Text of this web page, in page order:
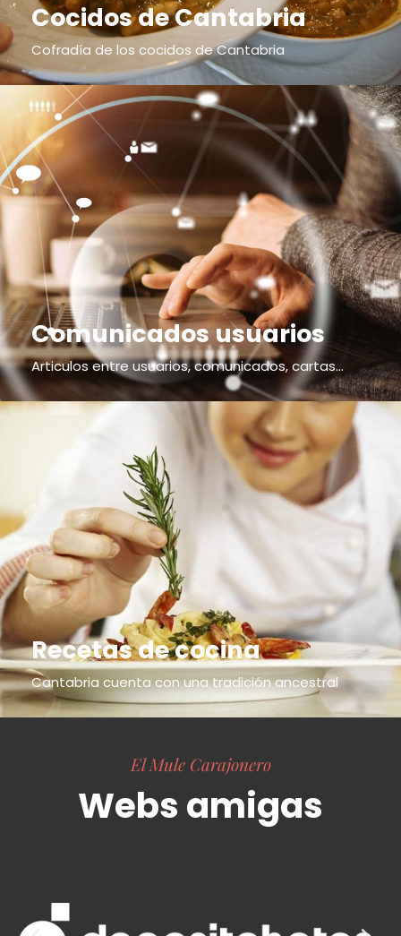
Cocidos de Cantabria
Cofradía de los cocidos de Cantabria
Comunicados usuarios
Articulos entre usuarios, comunicados, cartas...
Recetas de cocina
Cantabria cuenta con una tradición ancestral
El Mule Carajonero
Webs amigas